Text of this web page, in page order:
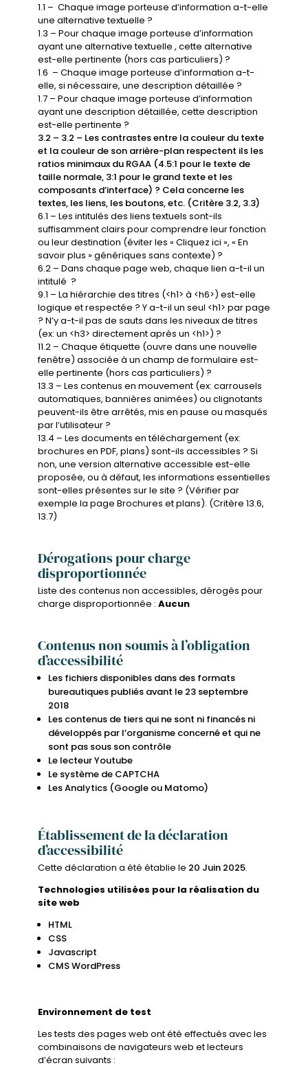
1.1 – Chaque image porteuse d’information a-t-elle
une alternative textuelle ?
1.3 – Pour chaque image porteuse d’information
ayant une alternative textuelle , cette alternative
est-elle pertinente (hors cas particuliers) ?
1.6 – Chaque image porteuse d’information a-t-
elle, si nécessaire, une description détaillée ?
1.7 – Pour chaque image porteuse d’information
ayant une description détaillée, cette description
est-elle pertinente ?
3.2 – 3.2 – Les contrastes entre la couleur du texte
et la couleur de son arrière-plan respectent ils les
ratios minimaux du RGAA (4.5:1 pour le texte de
taille normale, 3:1 pour le grand texte et les
composants d’interface) ? Cela concerne les
textes, les liens, les boutons, etc. (Critère 3.2, 3.3)
6.1 – Les intitulés des liens textuels sont-ils
suffisamment clairs pour comprendre leur fonction
ou leur destination (éviter les « Cliquez ici », « En
savoir plus » génériques sans contexte) ?
6.2 – Dans chaque page web, chaque lien a-t-il un
intitulé ?
9.1 – La hiérarchie des titres (<h1> à <h6>) est-elle
logique et respectée ? Y a-t-il un seul <h1> par page
? N’y a-t-il pas de sauts dans les niveaux de titres
(ex: un <h3> directement après un <h1>) ?
11.2 – Chaque étiquette (ouvre dans une nouvelle
fenêtre) associée à un champ de formulaire est-
elle pertinente (hors cas particuliers) ?
13.3 – Les contenus en mouvement (ex: carrousels
automatiques, bannières animées) ou clignotants
peuvent-ils être arrêtés, mis en pause ou masqués
par l’utilisateur ?
13.4 – Les documents en téléchargement (ex:
brochures en PDF, plans) sont-ils accessibles ? Si
non, une version alternative accessible est-elle
proposée, ou à défaut, les informations essentielles
sont-elles présentes sur le site ? (Vérifier par
exemple la page Brochures et plans). (Critère 13.6,
13.7)
Dérogations pour charge
disproportionnée
Liste des contenus non accessibles, dérogés pour
charge disproportionnée : Aucun
Contenus non soumis à l’obligation
d’accessibilité
Les fichiers disponibles dans des formats
bureautiques publiés avant le 23 septembre
2018
Les contenus de tiers qui ne sont ni financés ni
développés par l’organisme concerné et qui ne
sont pas sous son contrôle
Le lecteur Youtube
Le système de CAPTCHA
Les Analytics (Google ou Matomo)
Établissement de la déclaration
d’accessibilité
Cette déclaration a été établie le 20 Juin 2025.
Technologies utilisées pour la réalisation du
site web
HTML
CSS
Javascript
CMS WordPress
Environnement de test
Les tests des pages web ont été effectués avec les
combinaisons de navigateurs web et lecteurs
d’écran suivants :